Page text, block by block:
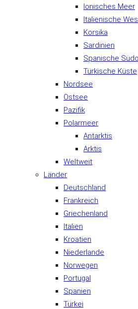
Ionisches Meer
Italienische
Korsika
Sardinien
Spanische
Türkische Küste
Nordsee
Ostsee
Pazifik
Polarmeer
Antarktis
Arktis
Weltweit
Länder
Deutschland
Frankreich
Griechenland
Italien
Kroatien
Niederlande
Norwegen
Portugal
Spanien
Türkei